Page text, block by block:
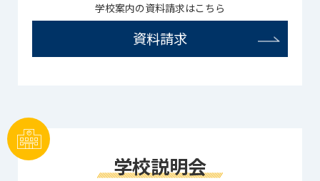
学校案内の資料請求はこちら
資料請求
学校説明会